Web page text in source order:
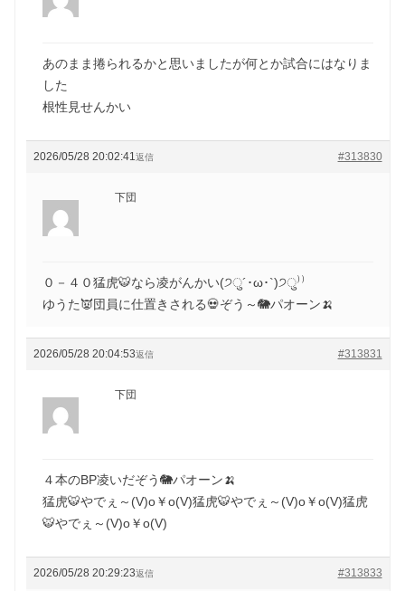
あのまま捲られるかと思いましたが何とか試合にはなりま
した
根性見せんかい
2026/05/28 20:02:41 #313830
返信
下団
０－４０猛虎🐯なら凌がんかい(੭ु´･ω･`)੭ु⁾⁾
ゆうた👿団員に仕置きされる💀ぞう～🐘パオーン🍌
2026/05/28 20:04:53 #313831
返信
下団
４本のBP凌いだぞう🐘パオーン🍌
猛虎🐯やでぇ～(V)o￥o(V)猛虎🐯やでぇ～(V)o￥o(V)猛虎
🐯やでぇ～(V)o￥o(V)
2026/05/28 20:29:23 #313833
返信